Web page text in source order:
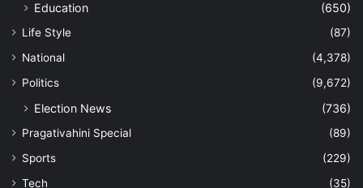
Education
(650)
Life Style
(87)
National
(4,378)
Politics
(9,672)
Election News (736)
Pragativahini Special
(89)
Sports
(229)
Tech
(35)